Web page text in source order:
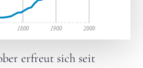
erfreut sich seit